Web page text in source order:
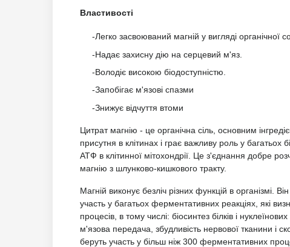
Властивості
-Легко засвоюваний магній у вигляді органічної
-Надає захисну дію на серцевий м'яз.
-Володіє високою біодоступністю.
-Запобігає м'язові спазми
-Знижує відчуття втоми
Цитрат магнію - це органічна сіль, основним
присутня в клітинах і грає важливу роль у багатьох
АТФ в клітинної мітохондрії. Це з'єднання добре
магнію з шлунково-кишкового тракту.
Магній виконує безліч різних функцій в організмі.
участь у багатьох ферментативних реакціях, які
процесів, в тому числі: біосинтез білків і
м'язова передача, збудливість нервової тканини і
беруть участь у більш ніж 300 ферментативних